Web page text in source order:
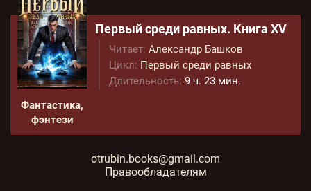
Фантастика,
фэнтези
Первый среди равных. Книга XV
Читает: Александр Башков
Цикл: Первый среди равных
Длительность: 9 ч. 23 мин.
otrubin.books@gmail.com
Правообладателям